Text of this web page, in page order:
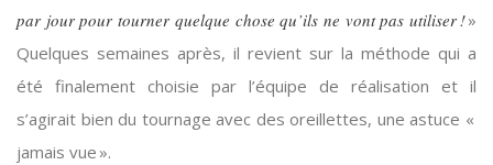
par jour pour tourner quelque chose qu’ils ne vont pas utiliser !»
Quelques semaines après, il revient sur la méthode qui a
été finalement choisie par l’équipe de réalisation et il
s’agirait bien du tournage avec des oreillettes, une astuce «
jamais vue ».